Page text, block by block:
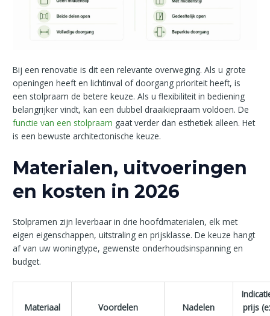
Bij een renovatie is dit een relevante overweging. Als u grote
openingen heeft en lichtinval of doorgang prioriteit heeft, is
een stolpraam de betere keuze. Als u flexibiliteit in bediening
belangrijker vindt, kan een dubbel draaikiepraam voldoen. De
functie van een stolpraam gaat verder dan esthetiek alleen. Het
is een bewuste architectonische keuze.
Materialen, uitvoeringen
en kosten in 2026
Stolpramen zijn leverbaar in drie hoofdmaterialen, elk met
eigen eigenschappen, uitstraling en prijsklasse. De keuze hangt
af van uw woningtype, gewenste onderhoudsinspanning en
budget.
Materiaal Voordelen Nadelen
prijs